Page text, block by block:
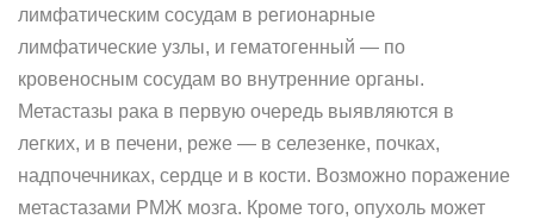
лимфатическим сосудам в регионарные
лимфатические узлы, и гематогенный — по
кровеносным сосудам во внутренние органы.
Метастазы рака в первую очередь выявляются в
легких, и в печени, реже — в селезенке, почках,
надпочечниках, сердце и в кости. Возможно поражение
метастазами РМЖ мозга. Кроме того, опухоль может